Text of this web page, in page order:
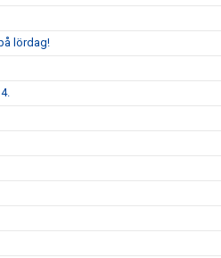
lördag!